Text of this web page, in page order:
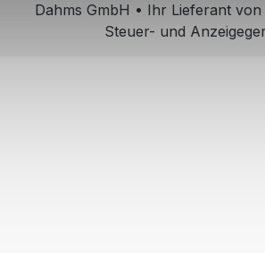
Dahms GmbH • Ihr Lieferant von
Steuer- und